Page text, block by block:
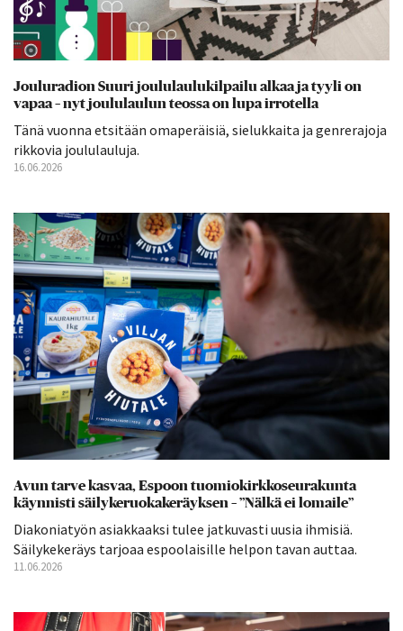
Jouluradion Suuri joululaulukilpailu alkaa ja tyyli on
vapaa – nyt joululaulun teossa on lupa irrotella
Tänä vuonna etsitään omaperäisiä, sielukkaita ja genrerajoja
rikkovia joululauluja.
16.06.2026
Avun tarve kasvaa, Espoon tuomiokirkkoseurakunta
käynnisti säilykeruokakeräyksen – ”Nälkä ei lomaile”
Diakoniatyön asiakkaaksi tulee jatkuvasti uusia ihmisiä.
Säilykekeräys tarjoaa espoolaisille helpon tavan auttaa.
11.06.2026